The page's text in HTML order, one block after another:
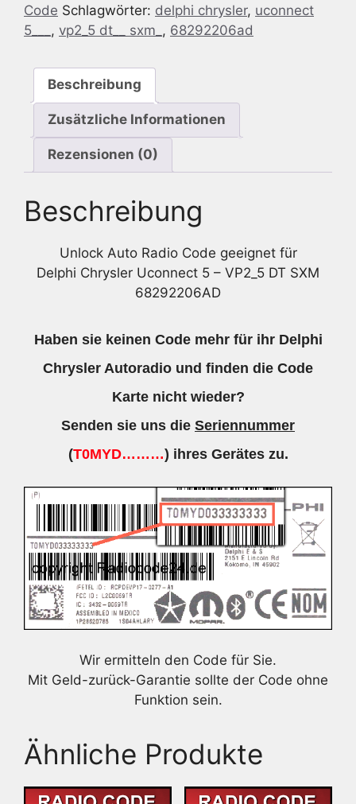
SXM
68292206AD
Code Schlagwörter: delphi chrysler, uconnect
5___ , vp2_5 dt__ sxm_ , 68292206ad
Beschreibung
Zusätzliche Informationen
Rezensionen (0)
Beschreibung
Unlock Auto Radio Code geeignet für
Delphi Chrysler Uconnect 5 – VP2_5 DT SXM
68292206AD
Haben sie keinen Code mehr für ihr Delphi
Chrysler Autoradio und finden die Code
Karte nicht wieder?
Senden sie uns die Seriennummer
(T0MYD………) ihres Gerätes zu.
Wir ermitteln den Code für Sie.
Mit Geld-zurück-Garantie sollte der Code ohne
Funktion sein.
Ähnliche Produkte